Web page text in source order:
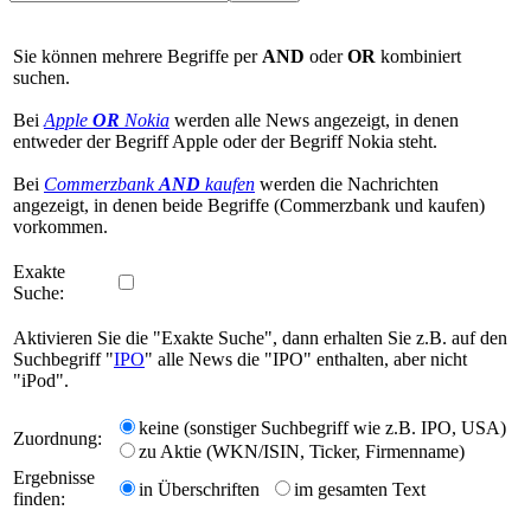
Sie können mehrere Begriffe per AND oderOR kombiniert
suchen.
Bei Apple OR Nokia werden alle News angezeigt, in denen
entweder der Begriff Apple oder der Begriff Nokia steht.
Bei CommerzbankAND kaufen werden die Nachrichten
angezeigt, in denen beide Begriffe (Commerzbank und kaufen)
vorkommen.
Exakte
Suche:
Aktivieren Sie die "Exakte Suche", dann erhalten Sie z.B. auf den
Suchbegriff "IPO" alle News die "IPO" enthalten, aber nicht
"iPod".
Zuordnung:
keine (sonstiger Suchbegriff wie z.B. IPO, USA)
zu Aktie (WKN/ISIN, Ticker, Firmenname)
Ergebnisse
finden:
in Überschriften
im gesamten Text